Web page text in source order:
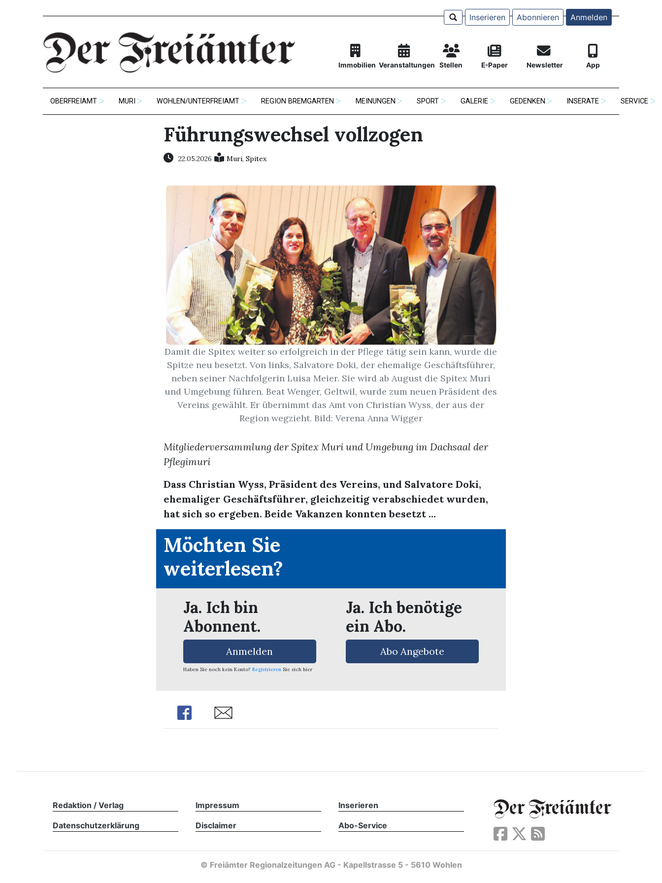
Inserieren Abonnieren Anmelden
Immobilien Veranstaltungen Stellen E-Paper Newsletter App
OBERFREIAMT MURI WOHLEN/UNTERFREIAMT REGION BREMGARTEN MEINUNGEN SPORT GALERIE GEDENKEN INSERATE SERVICE
Führungswechsel vollzogen
22.05.2026 Muri, Spitex
Damit die Spitex weiter so erfolgreich in der Pflege tätig sein kann, wurde die
Spitze neu besetzt. Von links, Salvatore Doki, der ehemalige Geschäftsführer,
neben seiner Nachfolgerin Luisa Meier. Sie wird ab August die Spitex Muri
und Umgebung führen. Beat Wenger, Geltwil, wurde zum neuen Präsident des
Vereins gewählt. Er übernimmt das Amt von Christian Wyss, der aus der
Region wegzieht. Bild: Verena Anna Wigger
Mitgliederversammlung der Spitex Muri und Umgebung im Dachsaal der
Pflegimuri
Dass Christian Wyss, Präsident des Vereins, und Salvatore Doki,
ehemaliger Geschäftsführer, gleichzeitig verabschiedet wurden,
hat sich so ergeben. Beide Vakanzen konnten besetzt ...
Möchten Sie
weiterlesen?
Ja. Ich bin
Abonnent.
Anmelden
Haben Sie noch kein Konto? Registrieren Sie sich hier
Ja. Ich benötige
ein Abo.
Abo Angebote
Share Share
Redaktion / Verlag Impressum Inserieren
Datenschutzerklärung Disclaimer Abo-Service
© Freiämter Regionalzeitungen AG - Kapellstrasse 5 - 5610 Wohlen